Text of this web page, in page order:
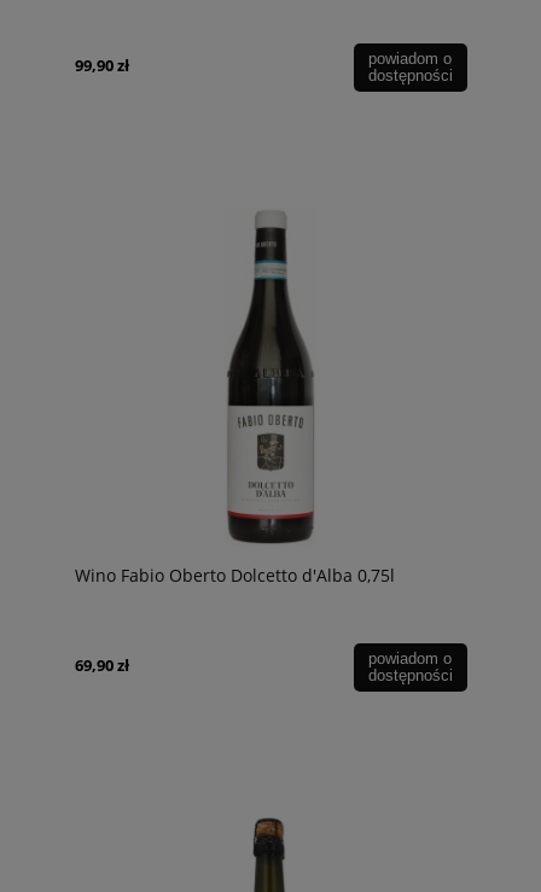
99,90 zł
powiadom o
dostępności
Wino Fabio Oberto Dolcetto d'Alba 0,75l
69,90 zł
powiadom o
dostępności